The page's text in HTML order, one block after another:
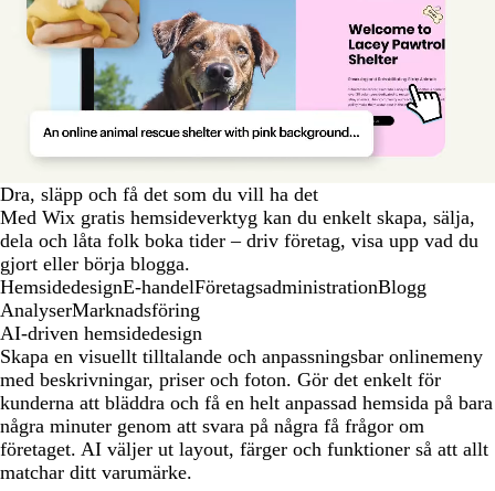
Dra, släpp och få det som du vill ha det
Med Wix gratis hemsideverktyg kan du enkelt skapa, sälja,
dela och låta folk boka tider – driv företag, visa upp vad du
gjort eller börja blogga.
HemsidedesignE-handelFöretagsadministrationBlogg
AnalyserMarknadsföring
AI-driven hemsidedesign
Skapa en visuellt tilltalande och anpassningsbar onlinemeny
med beskrivningar, priser och foton. Gör det enkelt för
kunderna att bläddra och få en helt anpassad hemsida på bara
några minuter genom att svara på några få frågor om
företaget. AI väljer ut layout, färger och funktioner så att allt
matchar ditt varumärke.